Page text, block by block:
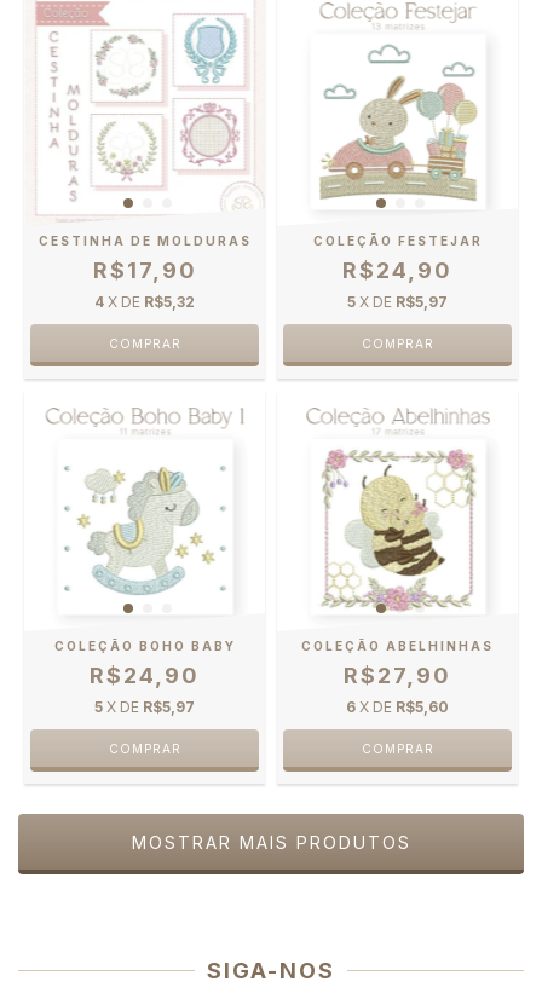
CESTINHA DE MOLDURAS
R$17,90
4 X DE R$5,32
COLEÇÃO FESTEJAR
R$24,90
5 X DE R$5,97
COLEÇÃO BOHO BABY
R$24,90
5 X DE R$5,97
COLEÇÃO ABELHINHAS
R$27,90
6 X DE R$5,60
MOSTRAR MAIS PRODUTOS
SIGA-NOS